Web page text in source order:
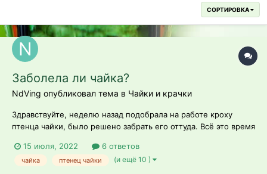
СОРТИРОВКА
Заболела ли чайка?
NdVing опубликовал тема в Чайки и крачки
Здравствуйте, неделю назад подобрала на работе кроху
птенца чайки, было решено забрать его оттуда. Всё это время
креветками, варёными яйцами, пару раз дали мелкую
говядину и разок кошачий корм для котят. Два дня назад
15 июля, 2022 6 ответов
чайка птенец чайки (и ещё 10 )